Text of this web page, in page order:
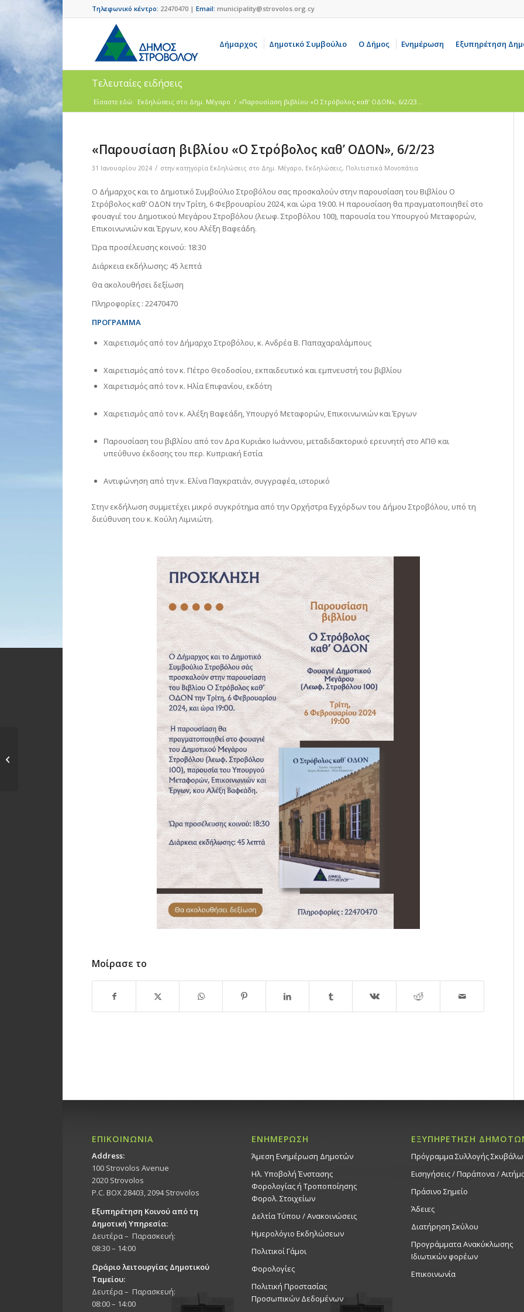
Τηλεφωνικό κέντρο: 22470470 | Email: municipality@strovolos.org.cy
Δήμαρχος Δημοτικό Συμβούλιο Ο Δήμος Ενημέρωση Εξυπηρέτηση
Τελευταίες ειδήσεις
Είσαστε εδώ: Eκδηλώσεις στο Δημ. Mέγαρο / «Παρουσίαση βιβλίου «Ο Στρόβολος καθ’ ΟΔΟΝ», 6/2/23...
«Παρουσίαση βιβλίου «Ο Στρόβολος καθ’ ΟΔΟΝ», 6/2/23
31 Ιανουαρίου 2024 / στην κατηγορία Eκδηλώσεις στο Δημ. Mέγαρο, Εκδηλώσεις, Πολιτιστικά Μονοπάτια
Ο Δήμαρχος και το Δημοτικό Συμβούλιο Στροβόλου σας προσκαλούν στην παρουσίαση του Βιβλίου Ο
Στρόβολος καθ’ ΟΔΟΝ την Τρίτη, 6 Φεβρουαρίου 2024, και ώρα 19:00. Η παρουσίαση θα πραγματοποιηθεί στο
φουαγιέ του Δημοτικού Μεγάρου Στροβόλου (λεωφ. Στροβόλου 100), παρουσία του Υπουργού Μεταφορών,
Επικοινωνιών και Έργων, κου Αλέξη Βαφεάδη.
Ώρα προσέλευσης κοινού: 18:30
Διάρκεια εκδήλωσης: 45 λεπτά
Θα ακολουθήσει δεξίωση
Πληροφορίες : 22470470
ΠΡΟΓΡΑΜΜΑ
Χαιρετισμός από τον Δήμαρχο Στροβόλου, κ. Ανδρέα Β. Παπαχαραλάμπους
Χαιρετισμός από τον κ. Πέτρο Θεοδοσίου, εκπαιδευτικό και εμπνευστή του βιβλίου
Χαιρετισμός από τον κ. Ηλία Επιφανίου, εκδότη
Χαιρετισμός από τον κ. Αλέξη Βαφεάδη, Υπουργό Μεταφορών, Επικοινωνιών και Έργων
Παρουσίαση του βιβλίου από τον Δρα Κυριάκο Ιωάννου, μεταδιδακτορικό ερευνητή στο ΑΠΘ και
υπεύθυνο έκδοσης του περ. Κυπριακή Εστία
Αντιφώνηση από την κ. Ελίνα Παγκρατιάν, συγγραφέα, ιστορικό
Στην εκδήλωση συμμετέχει μικρό συγκρότημα από την Ορχήστρα Εγχόρδων του Δήμου Στροβόλου, υπό τη
διεύθυνση του κ. Κούλη Λιμνιώτη.
Μοίρασε το
ΕΠΙΚΟΙΝΩΝΙΑ
Address:
100 Strovolos Avenue
2020 Strovolos
P.C. BOX 28403, 2094 Strovolos
Εξυπηρέτηση Κοινού από τη
Δημοτική Υπηρεσία:
Δευτέρα – Παρασκευή:
08:30 – 14:00
Ωράριο λειτουργίας Δημοτικού
Ταμείου:
Δευτέρα – Παρασκευή:
08:00 – 14:00
ΕΝΗΜΕΡΩΣΗ
Άμεση Ενημέρωση Δημοτών
Ηλ. Υποβολή Ένστασης
Φορολογίας ή Τροποποίησης
Φορολ. Στοιχείων
Δελτία Τύπου / Ανακοινώσεις
Ημερολόγιο Εκδηλώσεων
Πολιτικοί Γάμοι
Φορολογίες
Πολιτική Προστασίας
Προσωπικών Δεδομένων
ΕΞΥΠΗΡΕΤΗΣΗ
Πρόγραμμα Συλλογής
Εισηγήσεις / Παράπονα /
Πράσινο Σημείο
Άδειες
Διατήρηση Σκύλου
Προγράμματα Ανακύκλωσης
Ιδιωτικών φορέων
Επικοινωνία